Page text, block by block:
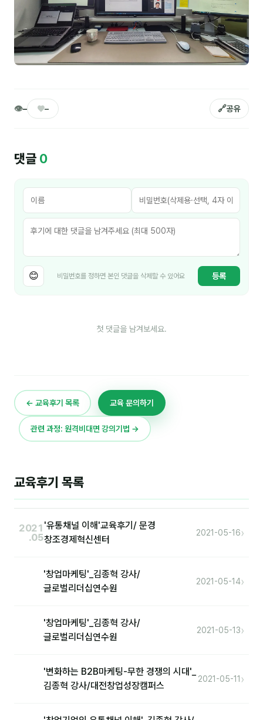
🧭 기획·전략
강사
구자룡
김소연
김종무
김지혜
노준영
오미영
윤석현
은종성
이미루
이옥겸
이인우
👁– ♥– 🔗공유
댓글 0
😊 비밀번호를 정하면 본인 댓글을 삭제할 수 있어요 등록
첫 댓글을 남겨보세요.
← 교육후기 목록 교육 문의하기
관련 과정: 원격비대면 강의기법 →
교육후기 목록
2021
.05
'유통채널 이해'교육후기/ 문경
창조경제혁신센터
2021-05-16›
'창업마케팅'_김종혁 강사/
글로벌리더십연수원
2021-05-14›
'창업마케팅'_김종혁 강사/
글로벌리더십연수원
2021-05-13›
'변화하는 B2B마케팅-무한 경쟁의 시대'_
김종혁 강사/대전창업성장캠퍼스
2021-05-11 ›